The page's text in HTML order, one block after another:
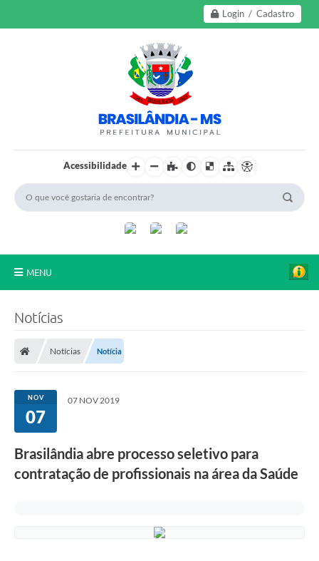
Login / Cadastro
Acessibilidade
MENU
Transparência
Câmara Municipal
e-SIC
Notícias
Notícias Notícia
NOV
07
07 NOV 2019
Brasilândia abre processo seletivo para
contratação de profissionais na área da Saúde